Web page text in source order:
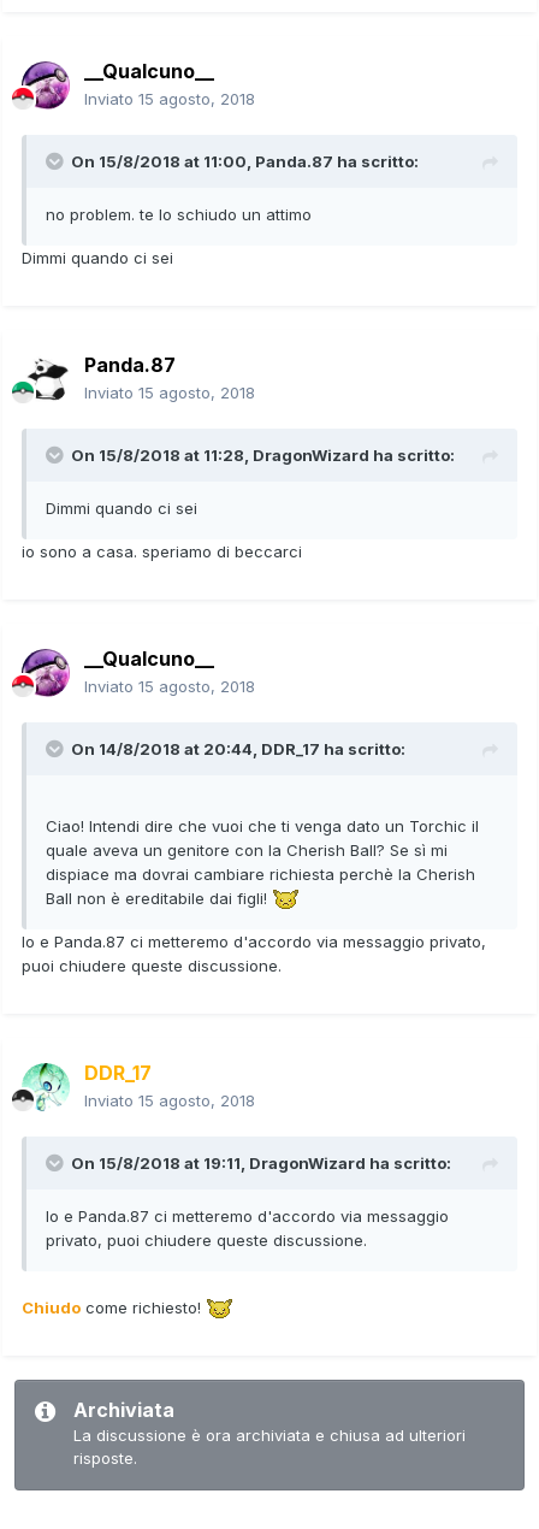
__Qualcuno__
Inviato 15 agosto, 2018
On 15/8/2018 at 11:00, Panda.87 ha scritto:
no problem. te lo schiudo un attimo
Dimmi quando ci sei
Panda.87
Inviato 15 agosto, 2018
On 15/8/2018 at 11:28, DragonWizard ha scritto:
Dimmi quando ci sei
io sono a casa. speriamo di beccarci
__Qualcuno__
Inviato 15 agosto, 2018
On 14/8/2018 at 20:44, DDR_17 ha scritto:
Ciao! Intendi dire che vuoi che ti venga dato un Torchic il
quale aveva un genitore con la Cherish Ball? Se sì mi
dispiace ma dovrai cambiare richiesta perchè la Cherish
Ball non è ereditabile dai figli!
Io e Panda.87 ci metteremo d'accordo via messaggio privato,
puoi chiudere queste discussione.
DDR_17
Inviato 15 agosto, 2018
On 15/8/2018 at 19:11, DragonWizard ha scritto:
Io e Panda.87 ci metteremo d'accordo via messaggio
privato, puoi chiudere queste discussione.
Chiudo come richiesto!
Archiviata
La discussione è ora archiviata e chiusa ad ulteriori
risposte.